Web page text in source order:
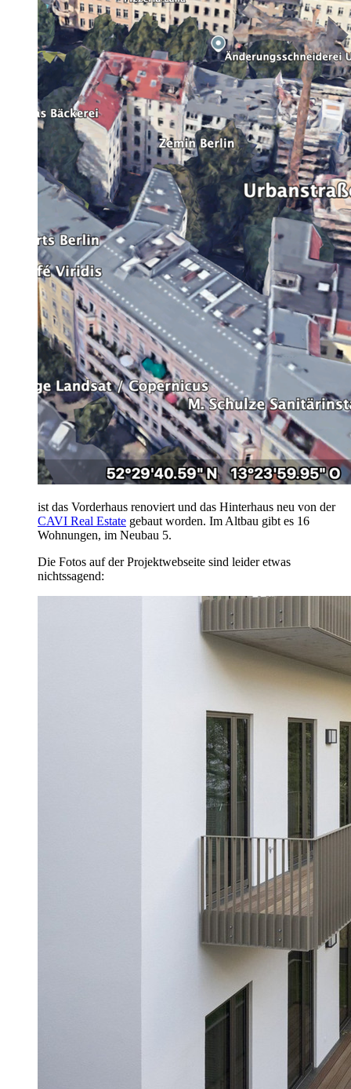
ist das Vorderhaus renoviert und das Hinterhaus neu von der
CAVI Real Estate gebaut worden. Im Altbau gibt es 16
Wohnungen, im Neubau 5.
Die Fotos auf der Projektwebseite sind leider etwas
nichtssagend: